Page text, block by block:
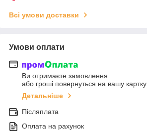
Всі умови доставки
Умови оплати
Ви отримаєте замовлення
або гроші повернуться на вашу картку
Детальніше
Післяплата
Оплата на рахунок